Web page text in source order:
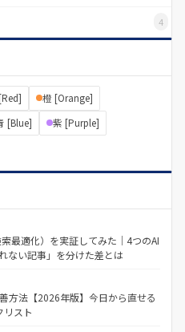
4
橙 [Orange]
[Blue]
紫 [Purple]
最適化）を実証してみた｜4つのAI
ない記事」を分けた差とは
方法【2026年版】今日から直せる
リスト